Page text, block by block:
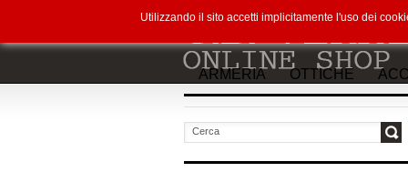
ARMERIA OTTICHE
Utilizzando il sito accetti implicitamente l'uso dei